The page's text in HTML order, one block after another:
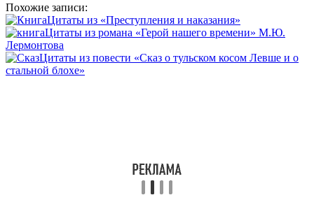
Похожие записи:
Цитаты из «Преступления и наказания»
Цитаты из романа «Герой нашего времени» М.Ю.
Лермонтова
Цитаты из повести «Сказ о тульском косом Левше и о
стальной блохе»